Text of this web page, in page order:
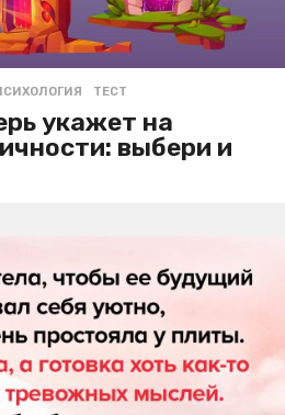
,ТЕСТ
укажет на
выбери и